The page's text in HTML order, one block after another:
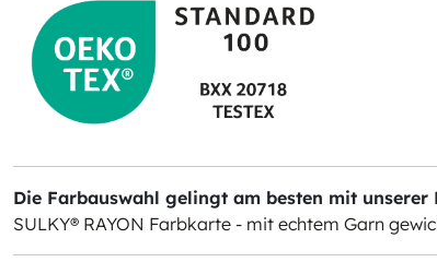
Die Farbauswahl gelingt am besten mit
SULKY® RAYON Farbkarte - mit echtem Garn